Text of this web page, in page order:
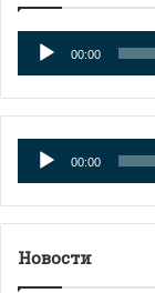
Аудиоплеер
00:00
Аудиоплеер
00:00
Новости